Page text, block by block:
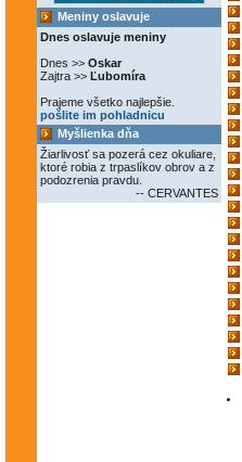
Meniny oslavuje
Dnes oslavuje meniny
Dnes >> Oskar
Zajtra >> Ľubomíra
Prajeme všetko najlepšie.
pošlite im pohladnicu
Myšlienka dňa
Žiarlivosť sa pozerá cez okuliare,
ktoré robia z trpaslíkov obrov a z
podozrenia pravdu.
-- CERVANTES